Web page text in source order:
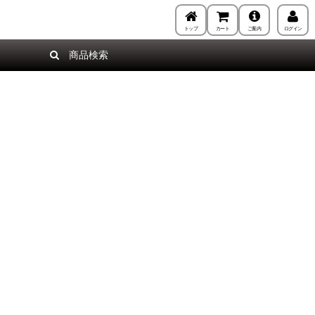
トップ カート ご案内 ログイン
商品検索